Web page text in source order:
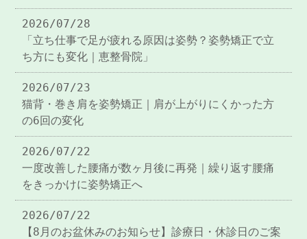
2026/07/28
「立ち仕事で足が疲れる原因は姿勢？姿勢矯正で立
ち方にも変化｜恵整骨院」
2026/07/23
猫背・巻き肩を姿勢矯正｜肩が上がりにくかった方
の6回の変化
2026/07/22
一度改善した腰痛が数ヶ月後に再発｜繰り返す腰痛
をきっかけに姿勢矯正へ
2026/07/22
【8月のお盆休みのお知らせ】診療日・休診日のご案